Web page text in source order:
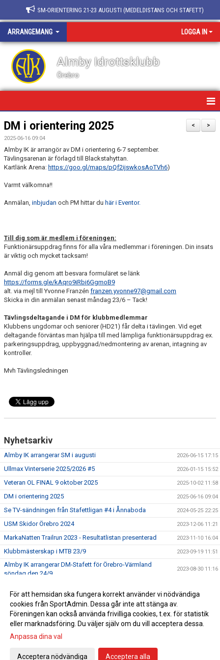
SM-ORIENTERING 21-23 AUGUSTI (MEDELDISTANS OCH STAFETT)
ARRANGEMANG LOGGA IN
Almby Idrottsklubb
Örebro
HEM/ARRANGEMANG
NATURPASSET
KNATTEKNATET
>
<
DM i orientering 2025
2025-06-16 09:04
Almby IK är arrangör av DM i orientering 6-7 september.
Tävlingsarenan är förlagd till Blackstahyttan.
Kartlänk Arena: https://goo.gl/maps/pQf2ijswkosAoTVh6)
Varmt välkomna!!
Anmälan, inbjudan och PM hittar du här i Eventor.
Till dig som är medlem i föreningen:
Funktionärsuppdrag finns för alla våra medlemmar i föreningen. Din insats
är viktig och mycket tacksam!
Anmäl dig genom att besvara formuläret se länk
https://forms.gle/kAqro9iRbi6GgmoB9
alt. via mejl till Yvonne Franzén franzen.yvonne97@gmail.com
Skicka in din anmälan senast måndag 23/6 – Tack!
Tävlingsdeltagande i DM för klubbmedlemmar
Klubbens ungdomar och seniorer (HD21) får delta i tävlingen. Vid eget
deltagande förväntas man hjälpa till med lämpliga funktionärsuppdrag ex.
parkeringsuppdrag, uppbyggnad/nedmontering av arenan, intagning av
kontroller.
Mvh Tävlingsledningen
Nyhetsarkiv
Almby IK arrangerar SM i augusti 2026-06-15 17:15
Ullmax Vinterserie 2025/2026 #5 2026-01-15 15:52
Veteran OL FINAL 9 oktober 2025 2025-10-02 11:58
DM i orientering 2025 2025-06-16 09:04
Se TV-sändningen från Stafettligan #4 i Ånnaboda 2024-05-25 22:25
USM Skidor Örebro 2024 2023-12-06 11:21
MarkaNatten Trailrun 2023 - Resultatlistan presenterad 2023-11-10 16:04
Klubbmästerskap i MTB 23/9 2023-09-19 11:51
Almby IK arrangerar DM-Stafett för Örebro-Värmland
söndag den 24/9
2023-08-30 11:16
Almby arrangerar Nattcupen, deltävling 3 - Torsdag den
12/1
Gå till Webbversion
För att hemsidan ska fungera korrekt använder vi nödvändiga
cookies från SportAdmin. Dessa går inte att stänga av.
Föreningen kan också använda frivilliga cookies, t.ex. för statistik
eller marknadsföring. Du väljer själv om du vill acceptera dessa.
Anpassa dina val
Acceptera nödvändiga Acceptera alla